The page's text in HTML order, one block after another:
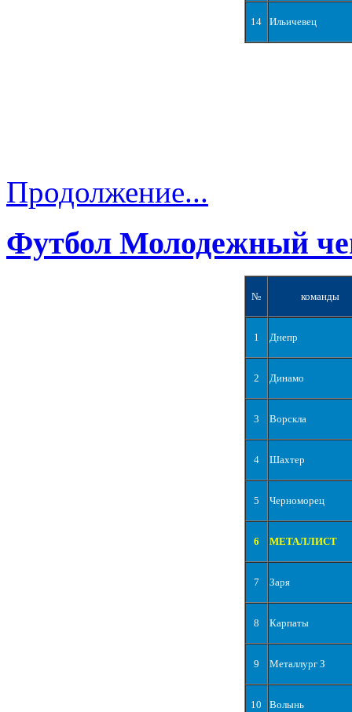
14 Ильичевец
Продолжение...
Футбол Молодежный
№ команды
1 Днепр
2 Динамо
3 Ворскла
4 Шахтер
5 Черноморец
6 МЕТАЛЛИСТ
7 Заря
8 Карпаты
9 Металлург З
10 Волынь